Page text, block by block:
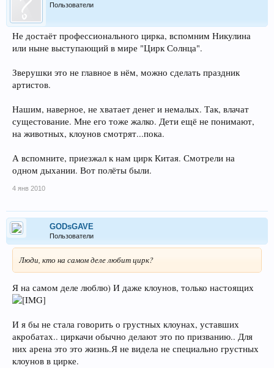
Пользователи
Не достаёт профессионального цирка, вспомним Никулина
или ныне выступающий в мире "Цирк Солнца".
Зверушки это не главное в нём, можно сделать праздник
артистов.
Нашим, наверное, не хватает денег и немалых. Так, влачат
сущестование. Мне его тоже жалко. Дети ещё не понимают,
на животных, клоунов смотрят...пока.
А вспомните, приезжал к нам цирк Китая. Смотрели на
одном дыхании. Вот полёты были.
4 янв 2010
GODsGAVE
Пользователи
Люди, кто на самом деле любит цирк?
Я на самом деле люблю) И даже клоунов, только настоящих
И я бы не стала говорить о грустных клоунах, уставших
акробатах.. циркачи обычно делают это по призванию.. Для
них арена это это жизнь.Я не видела не специально грустных
клоунов в цирке.